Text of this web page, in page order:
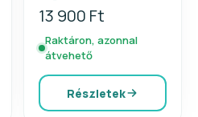
13 900 Ft
Raktáron, azonnal
átvehető
Részletek